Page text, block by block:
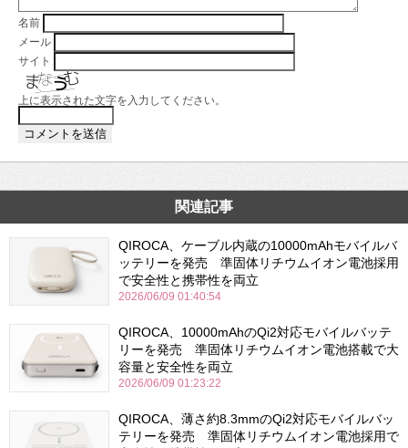
名前
メール
サイト
上に表示された文字を入力してください。
関連記事
QIROCA、ケーブル内蔵の10000mAhモバイルバ
ッテリーを発売 準固体リチウムイオン電池採用
で安全性と携帯性を両立
2026/06/09 01:40:54
QIROCA、10000mAhのQi2対応モバイルバッテ
リーを発売 準固体リチウムイオン電池搭載で大
容量と安全性を両立
2026/06/09 01:23:22
QIROCA、薄さ約8.3mmのQi2対応モバイルバッ
テリーを発売 準固体リチウムイオン電池採用で